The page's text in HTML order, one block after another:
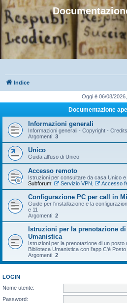
Indice
Oggi è 06/08/
Documentazione
Informazioni generali
Informazioni generali - Copyright - Credits
Argomenti: 3
Unico
Guida all'uso di Unico
Accesso remoto
Istruzioni per consultare da casa Unico
Subforum:
Servizio VPN Accesso
Configurazione PC per call in
Guide per l'installazione e la
e 11
Argomenti: 2
Istruzioni per la prenotazione
Umanistica
Istruzioni per la prenotazione di un posto
Biblioteca Umanistica con l'app C'è Posto
Argomenti: 2
LOGIN
Nome utente:
Password: